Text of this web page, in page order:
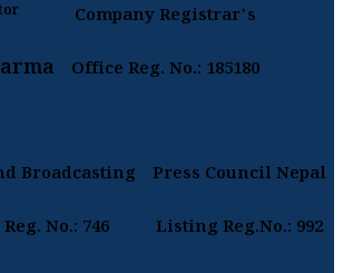
Company Registrar's
Office Reg. No.: 185180
Broadcasting
No.: 746
Press Council Nepal
Listing Reg.No.: 992